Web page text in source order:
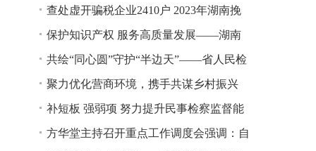
和指示精神专题研讨班开班
查处虚开骗税企业2410户 2023年湖南挽
回税款损失48.2亿元
保护知识产权 服务高质量发展——湖南
省公安厅公布打击侵犯知识产权犯罪10起
典型案例
共绘“同心圆”守护“半边天”——省人民检
察院、省妇联共同主办检察开放日活动
聚力优化营商环境，携手共谋乡村振兴
—— 省法院驻大坪村工作队、村“两委”干
部赴企参观学习调研
补短板 强弱项 努力提升民事检察监督能
力
方华堂主持召开重点工作调度会强调：自